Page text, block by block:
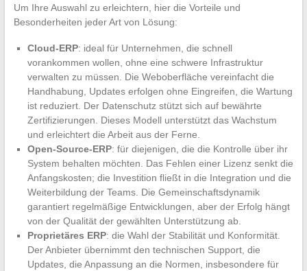
Um Ihre Auswahl zu erleichtern, hier die Vorteile und
Besonderheiten jeder Art von Lösung:
Cloud-ERP: ideal für Unternehmen, die schnell
vorankommen wollen, ohne eine schwere Infrastruktur
verwalten zu müssen. Die Weboberfläche vereinfacht die
Handhabung, Updates erfolgen ohne Eingreifen, die Wartung
ist reduziert. Der Datenschutz stützt sich auf bewährte
Zertifizierungen. Dieses Modell unterstützt das Wachstum
und erleichtert die Arbeit aus der Ferne.
Open-Source-ERP: für diejenigen, die die Kontrolle über ihr
System behalten möchten. Das Fehlen einer Lizenz senkt die
Anfangskosten; die Investition fließt in die Integration und die
Weiterbildung der Teams. Die Gemeinschaftsdynamik
garantiert regelmäßige Entwicklungen, aber der Erfolg hängt
von der Qualität der gewählten Unterstützung ab.
Proprietäres ERP: die Wahl der Stabilität und Konformität.
Der Anbieter übernimmt den technischen Support, die
Updates, die Anpassung an die Normen, insbesondere für